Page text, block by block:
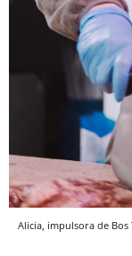
Alicia, impulsora de Bos